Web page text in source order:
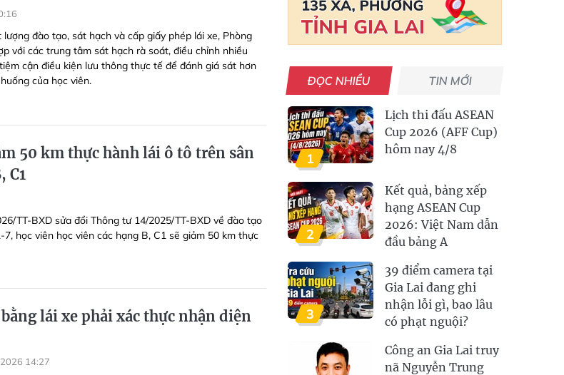
lượng đào tạo, sát hạch và cấp giấy phép lái xe, Phòng
với các trung tâm sát hạch rà soát, điều chỉnh nhiều
cận điều kiện lưu thông thực tế để đánh giá sát hơn
của học viên.
50 km thực hành lái ô tô trên sân
C1
TT-BXD sửa đổi Thông tư 14/2025/TT-BXD về đào tạo
học viên học viên các hạng B, C1 sẽ giảm 50 km thực
lái xe phải xác thực nhận diện
14:27
ĐỌC NHIỀU TIN MỚI
1
Lịch thi đấu ASEAN
Cup 2026 (AFF Cup)
hôm nay 4/8
2
Kết quả, bảng xếp
hạng ASEAN Cup
2026: Việt Nam dẫn
đầu bảng A
3
39 điểm camera tại
Gia Lai đang ghi
nhận lỗi gì, bao lâu
có phạt nguội?
Công an Gia Lai truy
nã Nguyễn Trung